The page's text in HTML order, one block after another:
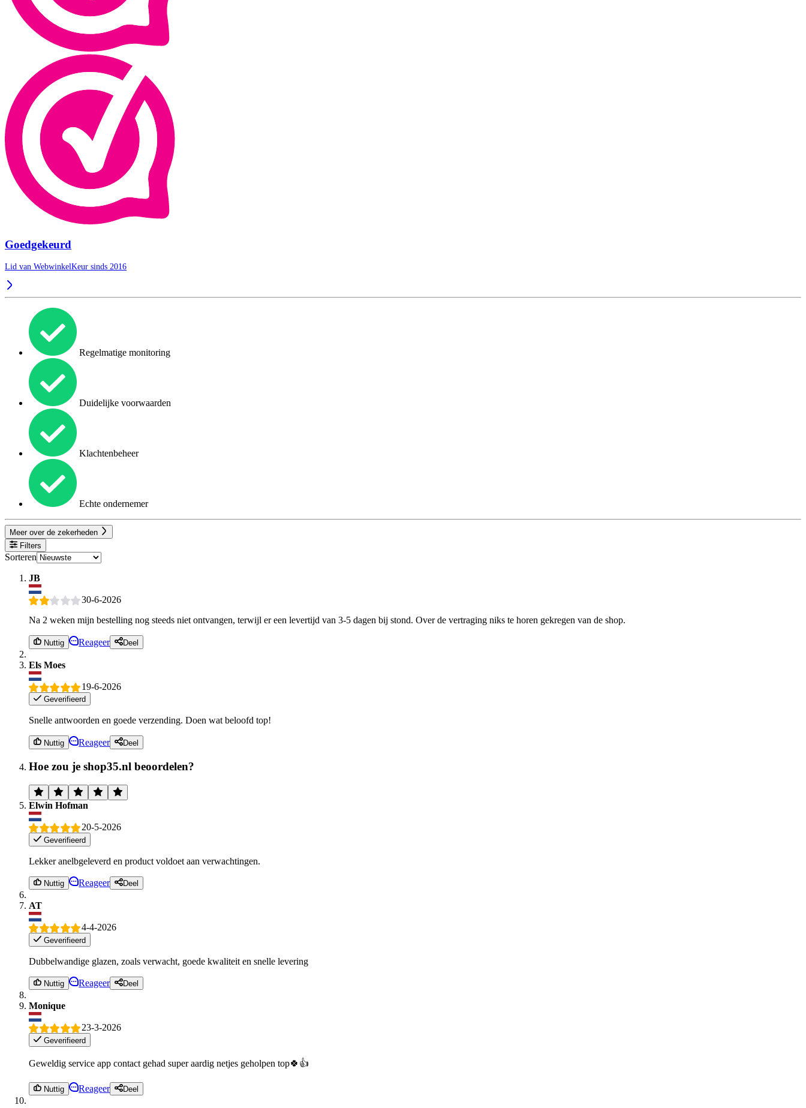
Goedgekeurd
Lid van WebwinkelKeur sinds 2016
Regelmatige monitoring
Duidelijke voorwaarden
Klachtenbeheer
Echte ondernemer
Meer over de zekerheden
Filters
Sorteren
JB
30-6-2026
Na 2 weken mijn bestelling nog steeds niet ontvangen, terwijl er een levertijd van 3-5 dagen bij stond. Over de vertraging niks te horen gekregen van de shop.
Nuttig Reageer Deel
Els Moes
19-6-2026
Geverifieerd
Snelle antwoorden en goede verzending. Doen wat beloofd top!
Nuttig Reageer Deel
Hoe zou je shop35.nl beoordelen?
Elwin Hofman
20-5-2026
Geverifieerd
Lekker anelbgeleverd en product voldoet aan verwachtingen.
Nuttig Reageer Deel
AT
4-4-2026
Geverifieerd
Dubbelwandige glazen, zoals verwacht, goede kwaliteit en snelle levering
Nuttig Reageer Deel
Monique
23-3-2026
Geverifieerd
Geweldig service app contact gehad super aardig netjes geholpen top🍀👍
Nuttig Reageer Deel